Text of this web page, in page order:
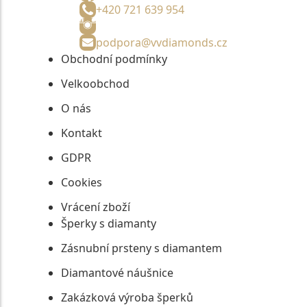
+420 721 639 954
podpora@vvdiamonds.cz
Obchodní podmínky
Velkoobchod
O nás
Kontakt
GDPR
Cookies
Vrácení zboží
Šperky s diamanty
Zásnubní prsteny s diamantem
Diamantové náušnice
Zakázková výroba šperků